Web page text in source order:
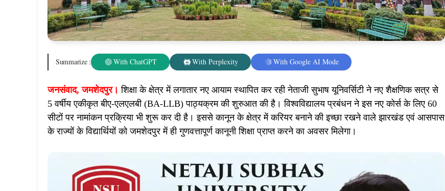
Summarize : With ChatGPT With Perplexity With Google AI Mode
जनसंवाद, जमशेदपुर। शिक्षा के क्षेत्र में लगातार नए आयाम स्थापित कर रही नेताजी सुभाष यूनिवर्सिटी ने नए शैक्षणिक सत्र से
5 वर्षीय एकीकृत बीए-एलएलबी (BA-LLB) पाठ्यक्रम की शुरुआत की है। विश्वविद्यालय प्रबंधन ने इस नए कोर्स के लिए 60
सीटों पर नामांकन प्रक्रिया भी शुरू कर दी है। इससे कानून के क्षेत्र में करियर बनाने की इच्छा रखने वाले झारखंड एवं आसपास
के राज्यों के विद्यार्थियों को जमशेदपुर में ही गुणवत्तापूर्ण कानूनी शिक्षा प्राप्त करने का अवसर मिलेगा।